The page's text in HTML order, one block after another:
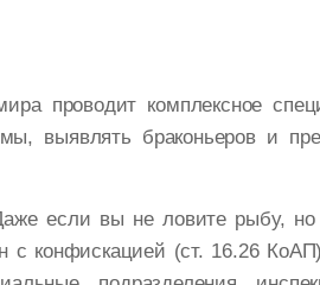
проводит комплексное
выявлять браконьеров и
если вы не ловите рыбу, но
с конфискацией (ст. 16.26